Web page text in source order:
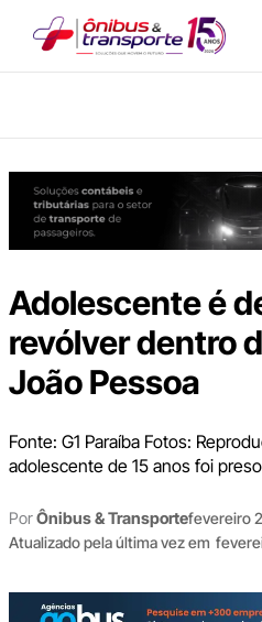
Adolescente é
revólver dentro
João Pessoa
Fonte: G1 Paraíba Fotos:
adolescente de 15 anos foi
PorÔnibus & Transportefevereiro
Atualizado pela última vez em